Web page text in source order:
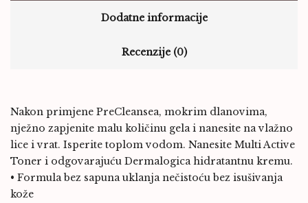
Dodatne informacije
Recenzije (0)
Nakon primjene PreCleansea, mokrim dlanovima,
nježno zapjenite malu količinu gela i nanesite na vlažno
lice i vrat. Isperite toplom vodom. Nanesite Multi Active
Toner i odgovarajuću Dermalogica hidratantnu kremu.
• Formula bez sapuna uklanja nečistoću bez isušivanja
kože